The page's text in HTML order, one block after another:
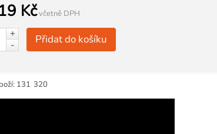
Kčvčetně DPH
+
-
Přidat do košíku
131 320